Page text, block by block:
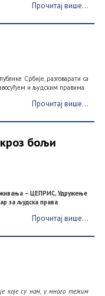
Прочитај више...
Србије, разговарати са
и људским правима.
Прочитај више...
бољи
– ЦЕПРИС, Удружење
за људска права
Прочитај више...
које су нам, у много тежим